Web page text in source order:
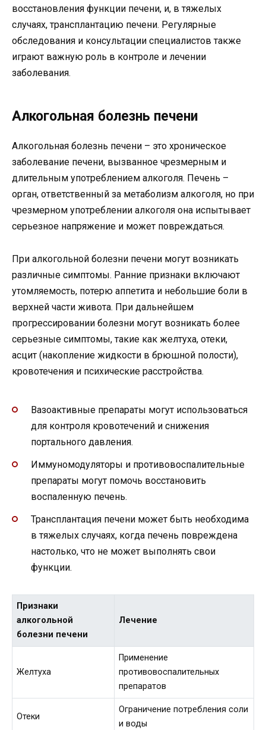
восстановления функции печени, и, в тяжелых
случаях, трансплантацию печени. Регулярные
обследования и консультации специалистов также
играют важную роль в контроле и лечении
заболевания.
Алкогольная болезнь печени
Алкогольная болезнь печени – это хроническое
заболевание печени, вызванное чрезмерным и
длительным употреблением алкоголя. Печень –
орган, ответственный за метаболизм алкоголя, но при
чрезмерном употреблении алкоголя она испытывает
серьезное напряжение и может повреждаться.
При алкогольной болезни печени могут возникать
различные симптомы. Ранние признаки включают
утомляемость, потерю аппетита и небольшие боли в
верхней части живота. При дальнейшем
прогрессировании болезни могут возникать более
серьезные симптомы, такие как желтуха, отеки,
асцит (накопление жидкости в брюшной полости),
кровотечения и психические расстройства.
Вазоактивные препараты могут использоваться
для контроля кровотечений и снижения
портального давления.
Иммуномодуляторы и противовоспалительные
препараты могут помочь восстановить
воспаленную печень.
Трансплантация печени может быть необходима
в тяжелых случаях, когда печень повреждена
настолько, что не может выполнять свои
функции.
Признаки
алкогольной
болезни печени
Лечение
Желтуха
Применение
противовоспалительных
препаратов
Отеки
Ограничение потребления соли
и воды